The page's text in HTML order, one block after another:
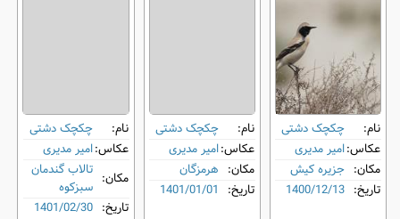
نام:
چکچک دشتی
عکاس:امیر مدیری
مکان: جزیره کیش
تاریخ: 1400/12/13
نام:
چکچک دشتی
عکاس:امیر مدیری
مکان: هرمزگان
تاریخ: 1401/01/01
نام:
چکچک دشتی
عکاس:امیر مدیری
مکان: تالاب گندمان
سبزکوه
تاریخ: 1401/02/30